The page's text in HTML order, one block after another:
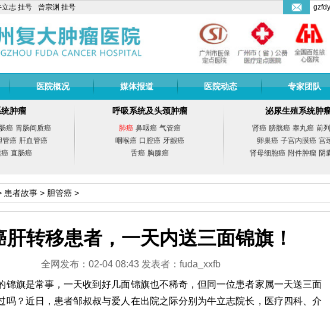
立志 挂号 曾宗渊 挂号
医院概况 媒体报道 医院动态 专家团队
肿瘤
癌 胃肠间质癌
管癌 肝血管癌
癌 直肠癌
呼吸系统及头颈肿瘤
肺癌 鼻咽癌 气管癌
咽喉癌 口腔癌 牙龈癌
舌癌 胸腺癌
泌尿生殖系统肿
肾癌 膀胱癌 睾丸癌 前
卵巢癌 子宫内膜癌 宫
肾母细胞癌 附件肿瘤 阴
患者故事 > 胆管癌 >
肝转移患者，一天内送三面锦旗！
全网发布：02-04 08:43 发表者：fuda_xxfb
旗是常事，一天收到好几面锦旗也不稀奇，但同一位患者家属一天送三面
吗？近日，患者邹叔叔与爱人在出院之际分别为牛立志院长，医疗四科、介
第四军医大学胸心外科博士
毕业；暨南大学博士研究生
导师... 详细>>
大学）医疗系...详细>>